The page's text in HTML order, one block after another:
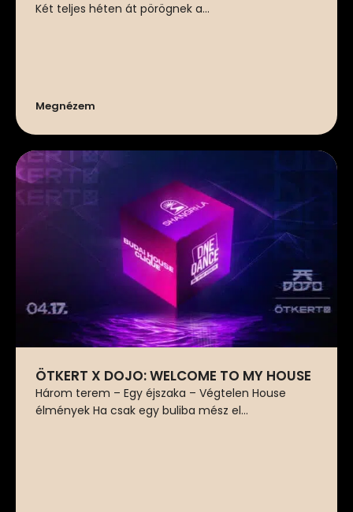
Két teljes héten át pörögnek a...
Megnézem
ÖTKERT X DOJO: WELCOME TO MY HOUSE
Három terem – Egy éjszaka – Végtelen House
élmények Ha csak egy buliba mész el...